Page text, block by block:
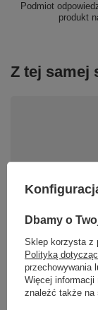
Podmiot
produkt
Z tej samej
MAXLIGHT P0416
CZARNA, 6W LED
879,00 zł / szt.
Dbamy o
Sklep korzysta z
Polityką
przechowywania
Więcej informacji
znaleźć także na